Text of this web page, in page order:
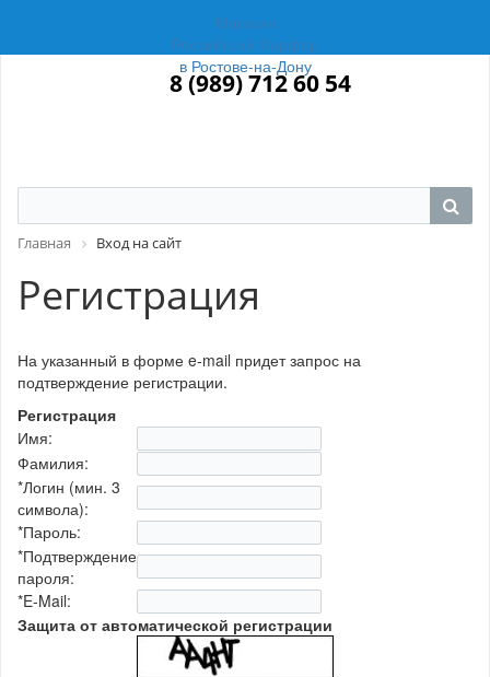
Магазин
Российский Фарфор
в Ростове-на-Дону
8 (989) 712 60 54
Главная Вход на сайт
Регистрация
На указанный в форме e-mail придет запрос на
подтверждение регистрации.
Регистрация
Имя:
Фамилия:
*Логин (мин. 3
символа):
*Пароль:
*Подтверждение
пароля:
*E-Mail:
Защита от автоматической регистрации